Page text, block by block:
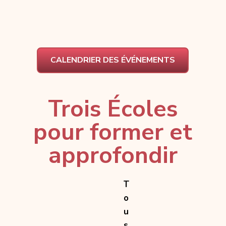
CALENDRIER DES ÉVÉNEMENTS
Trois Écoles
pour former et
approfondir
T
o
u